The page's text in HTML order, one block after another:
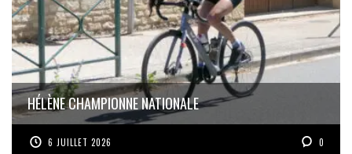
HÉLÈNE CHAMPIONNE NATIONALE
6 JUILLET 2026 0